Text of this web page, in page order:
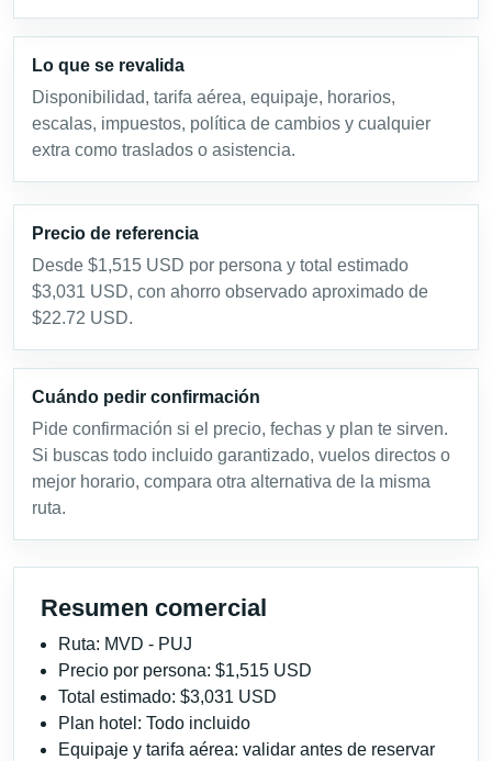
Lo que se revalida
Disponibilidad, tarifa aérea, equipaje, horarios,
escalas, impuestos, política de cambios y cualquier
extra como traslados o asistencia.
Precio de referencia
Desde $1,515 USD por persona y total estimado
$3,031 USD, con ahorro observado aproximado de
$22.72 USD.
Cuándo pedir confirmación
Pide confirmación si el precio, fechas y plan te sirven.
Si buscas todo incluido garantizado, vuelos directos o
mejor horario, compara otra alternativa de la misma
ruta.
Resumen comercial
Ruta: MVD - PUJ
Precio por persona: $1,515 USD
Total estimado: $3,031 USD
Plan hotel: Todo incluido
Equipaje y tarifa aérea: validar antes de reservar